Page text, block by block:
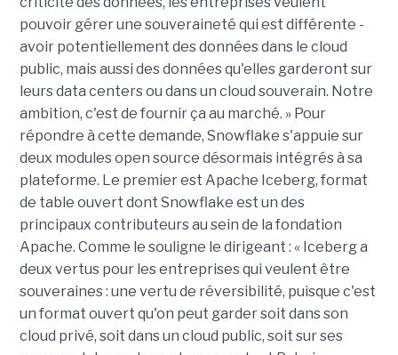
pouvoir gérer une souveraineté qui est différente -
avoir potentiellement des données dans le cloud
public, mais aussi des données qu'elles garderont sur
leurs data centers ou dans un cloud souverain. Notre
ambition, c'est de fournir ça au marché. » Pour
répondre à cette demande, Snowflake s'appuie sur
deux modules open source désormais intégrés à sa
plateforme. Le premier est Apache Iceberg, format
de table ouvert dont Snowflake est un des
principaux contributeurs au sein de la fondation
Apache. Comme le souligne le dirigeant : « Iceberg a
deux vertus pour les entreprises qui veulent être
souveraines : une vertu de réversibilité, puisque c'est
un format ouvert qu'on peut garder soit dans son
cloud privé, soit dans un cloud public, soit sur ses